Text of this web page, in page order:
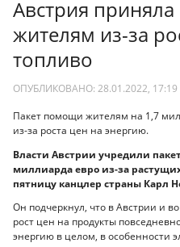
Австрия
жителям из-за
топливо
ОПУБЛИКОВАНО: 28.01.2022, 17:19
Пакет помощи жителям на 1,7
из-за роста цен на энергию.
Власти Австрии учредили
миллиарда евро из-за
пятницу канцлер страны Карл
Он подчеркнул, что в Австрии и
рост цен на продукты
энергию в целом, в особенности